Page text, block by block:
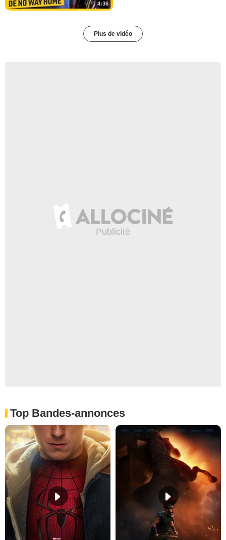
4:36
Plus de vidéo
Top Bandes-annonces